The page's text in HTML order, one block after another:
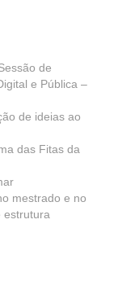
de
e Pública –
de ideias ao
das Fitas da
mestrado e no
estrutura